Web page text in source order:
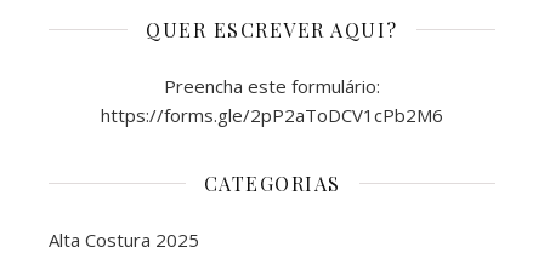
QUER ESCREVER AQUI?
Preencha este formulário:
https://forms.gle/2pP2aToDCV1cPb2M6
CATEGORIAS
Alta Costura 2025